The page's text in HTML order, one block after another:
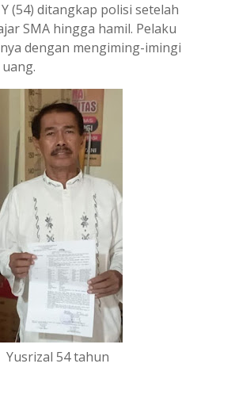
(54) ditangkap polisi setelah
SMA hingga hamil. Pelaku
dengan mengiming-imingi
Yusrizal 54 tahun